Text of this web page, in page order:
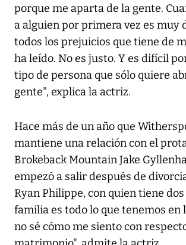
porque me aparta de la gente.
a alguien por primera vez es muy
todos los prejuicios que tiene de
ha leído. No es justo. Y es difícil
tipo de persona que sólo quiere
gente", explica la actriz.
Hace más de un año que
mantiene una relación con el
Brokeback Mountain Jake
empezó a salir después de
Ryan Philippe, con quien tiene
familia es todo lo que tenemos en
no sé cómo me siento con